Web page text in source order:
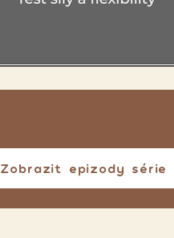
Zobrazit epizody série